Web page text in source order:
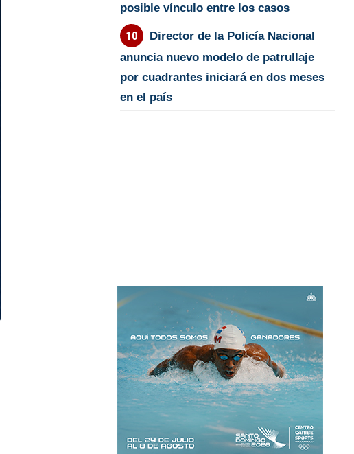
posible vínculo entre los casos
Director de la Policía Nacional
anuncia nuevo modelo de patrullaje
por cuadrantes iniciará en dos meses
en el país